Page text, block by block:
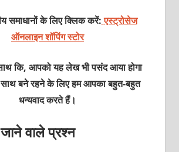
समाधानों के लिए क्लिक करें: एस्ट्रोसेज
ऑनलाइन शॉपिंग स्टोर
कि, आपको यह लेख भी पसंद आया होगा
बने रहने के लिए हम आपका बहुत-बहुत
धन्यवाद करते हैं।
वाले प्रश्न